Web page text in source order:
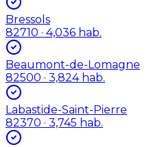
Bressols
82710 · 4,036 hab.
Beaumont-de-Lomagne
82500 · 3,824 hab.
Labastide-Saint-Pierre
82370 · 3,745 hab.